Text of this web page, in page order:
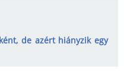
de azért hiányzik egy